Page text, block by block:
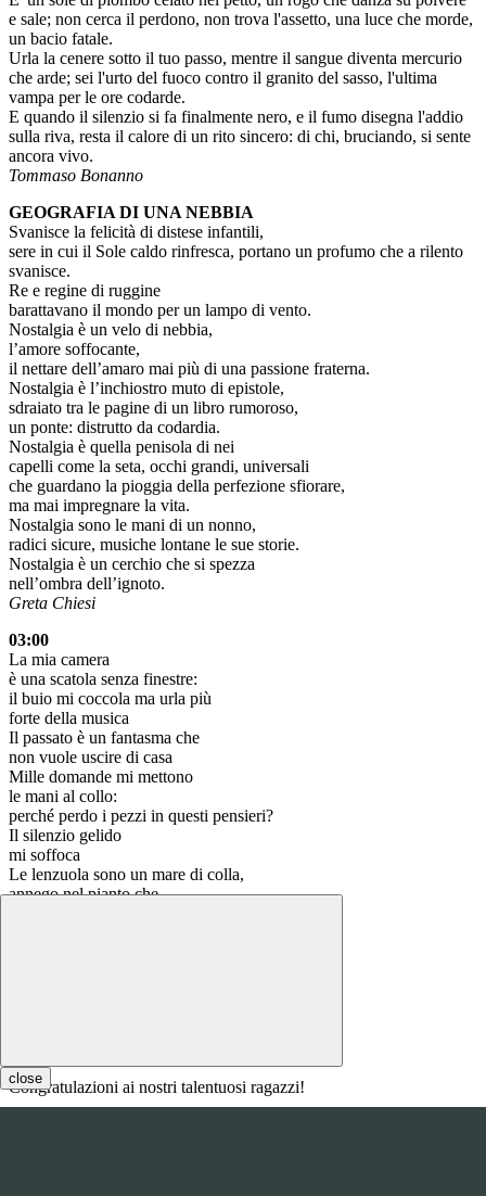
close
e sale; non cerca il perdono, non trova l'assetto, una luce che morde,
un bacio fatale.
Urla la cenere sotto il tuo passo, mentre il sangue diventa mercurio
che arde; sei l'urto del fuoco contro il granito del sasso, l'ultima
vampa per le ore codarde.
E quando il silenzio si fa finalmente nero, e il fumo disegna l'addio
sulla riva, resta il calore di un rito sincero: di chi, bruciando, si sente
ancora vivo.
Tommaso Bonanno
GEOGRAFIA DI UNA NEBBIA
Svanisce la felicità di distese infantili,
sere in cui il Sole caldo rinfresca, portano un profumo che a rilento
svanisce.
Re e regine di ruggine
barattavano il mondo per un lampo di vento.
Nostalgia è un velo di nebbia,
l’amore soffocante,
il nettare dell’amaro mai più di una passione fraterna.
Nostalgia è l’inchiostro muto di epistole,
sdraiato tra le pagine di un libro rumoroso,
un ponte: distrutto da codardia.
Nostalgia è quella penisola di nei
capelli come la seta, occhi grandi, universali
che guardano la pioggia della perfezione sfiorare,
ma mai impregnare la vita.
Nostalgia sono le mani di un nonno,
radici sicure, musiche lontane le sue storie.
Nostalgia è un cerchio che si spezza
nell’ombra dell’ignoto.
Greta Chiesi
03:00
La mia camera
è una scatola senza finestre:
il buio mi coccola ma urla più
forte della musica
Il passato è un fantasma che
non vuole uscire di casa
Mille domande mi mettono
le mani al collo:
perché perdo i pezzi in questi pensieri?
Il silenzio gelido
mi soffoca
Le lenzuola sono un mare di colla,
annego nel pianto che
Congratulazioni ai nostri talentuosi ragazzi!